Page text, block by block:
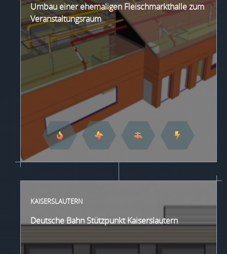
Umbau einer ehemaligen Fleischmarkthalle zum
Veranstaltungsraum
KAISERSLAUTERN
Deutsche Bahn Stützpunkt Kaiserslautern